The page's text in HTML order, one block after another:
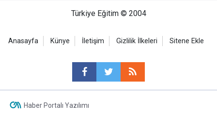
Türkiye Eğitim © 2004
Anasayfa Künye İletişim Gizlilik İlkeleri Sitene Ekle
Haber Portalı Yazılımı